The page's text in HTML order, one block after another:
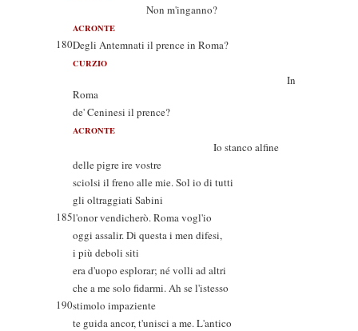
Non m'inganno?
ACRONTE
180Degli Antemnati il prence in Roma?
CURZIO
In
Roma
de' Ceninesi il prence?
ACRONTE
Io stanco alfine
delle pigre ire vostre
sciolsi il freno alle mie. Sol io di tutti
gli oltraggiati Sabini
185l'onor vendicherò. Roma vogl'io
oggi assalir. Di questa i men difesi,
i più deboli siti
era d'uopo esplorar; né volli ad altri
che a me solo fidarmi. Ah se l'istesso
190stimolo impaziente
te guida ancor, t'unisci a me. L'antico